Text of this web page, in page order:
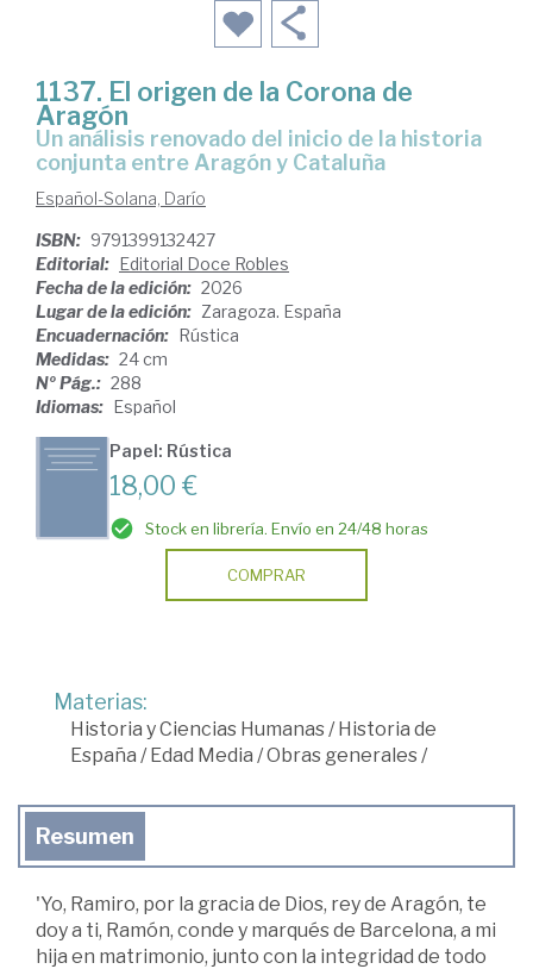
1137. El origen de la Corona de
Aragón
Un análisis renovado del inicio de la historia
conjunta entre Aragón y Cataluña
Español-Solana, Darío
ISBN: 9791399132427
Editorial: Editorial Doce Robles
Fecha de la edición: 2026
Lugar de la edición: Zaragoza. España
Encuadernación: Rústica
Medidas: 24 cm
Nº Pág.: 288
Idiomas: Español
Papel: Rústica
18,00 €
Stock en librería. Envío en 24/48 horas
COMPRAR
Materias:
Historia y Ciencias Humanas /Historia de
España /Edad Media /Obras generales /
Resumen
'Yo, Ramiro, por la gracia de Dios, rey de Aragón, te
doy a ti, Ramón, conde y marqués de Barcelona, a mi
hija en matrimonio, junto con la integridad de todo